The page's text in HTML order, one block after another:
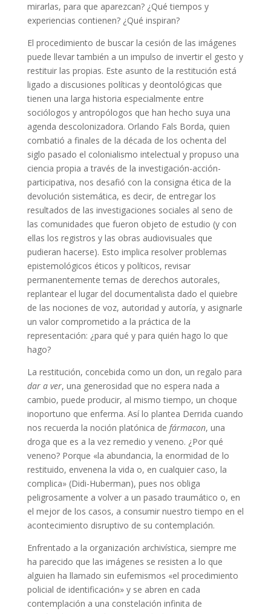
mirarlas, para que aparezcan? ¿Qué tiempos y
experiencias contienen? ¿Qué inspiran?
El procedimiento de buscar la cesión de las imágenes
puede llevar también a un impulso de invertir el gesto y
restituir las propias. Este asunto de la restitución está
ligado a discusiones políticas y deontológicas que
tienen una larga historia especialmente entre
sociólogos y antropólogos que han hecho suya una
agenda descolonizadora. Orlando Fals Borda, quien
combatió a finales de la década de los ochenta del
siglo pasado el colonialismo intelectual y propuso una
ciencia propia a través de la investigación-acción-
participativa, nos desafió con la consigna ética de la
devolución sistemática, es decir, de entregar los
resultados de las investigaciones sociales al seno de
las comunidades que fueron objeto de estudio (y con
ellas los registros y las obras audiovisuales que
pudieran hacerse). Esto implica resolver problemas
epistemológicos éticos y políticos, revisar
permanentemente temas de derechos autorales,
replantear el lugar del documentalista dado el quiebre
de las nociones de voz, autoridad y autoría, y asignarle
un valor comprometido a la práctica de la
representación: ¿para qué y para quién hago lo que
hago?
La restitución, concebida como un don, un regalo para
dar a ver, una generosidad que no espera nada a
cambio, puede producir, al mismo tiempo, un choque
inoportuno que enferma. Así lo plantea Derrida cuando
nos recuerda la noción platónica de fármacon, una
droga que es a la vez remedio y veneno. ¿Por qué
veneno? Porque «la abundancia, la enormidad de lo
restituido, envenena la vida o, en cualquier caso, la
complica» (Didi-Huberman), pues nos obliga
peligrosamente a volver a un pasado traumático o, en
el mejor de los casos, a consumir nuestro tiempo en el
acontecimiento disruptivo de su contemplación.
Enfrentado a la organización archivística, siempre me
ha parecido que las imágenes se resisten a lo que
alguien ha llamado sin eufemismos «el procedimiento
policial de identificación» y se abren en cada
contemplación a una constelación infinita de